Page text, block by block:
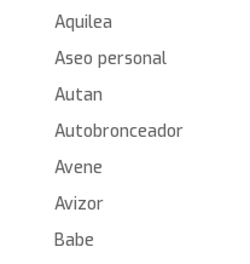
Aquilea
Aseo personal
Autan
Autobronceador
Avene
Avizor
Babe